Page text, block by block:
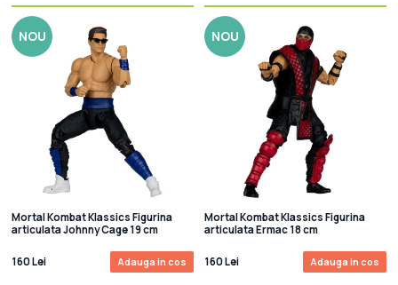
NOU
Mortal Kombat Klassics Figurina
articulata Johnny Cage 19 cm
160 Lei Adauga in cos
NOU
Mortal Kombat Klassics Figurina
articulata Ermac 18 cm
160 Lei Adauga in cos